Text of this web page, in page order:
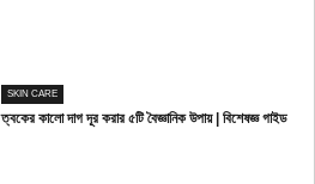
SKIN CARE
ত্বকের কালো দাগ দূর করার ৫টি বৈজ্ঞানিক উপায় | বিশেষজ্ঞ গাইড